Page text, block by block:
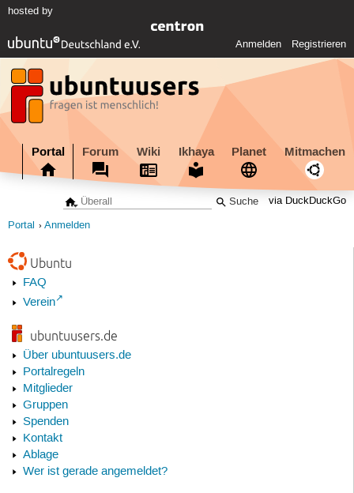
hosted by
Anmelden Registrieren
Portal Forum Wiki Ikhaya Planet Mitmachen
via DuckDuckGo
Portal Anmelden
Ubuntu
FAQ
Verein
ubuntuusers.de
Über ubuntuusers.de
Portalregeln
Mitglieder
Gruppen
Spenden
Kontakt
Ablage
Wer ist gerade angemeldet?